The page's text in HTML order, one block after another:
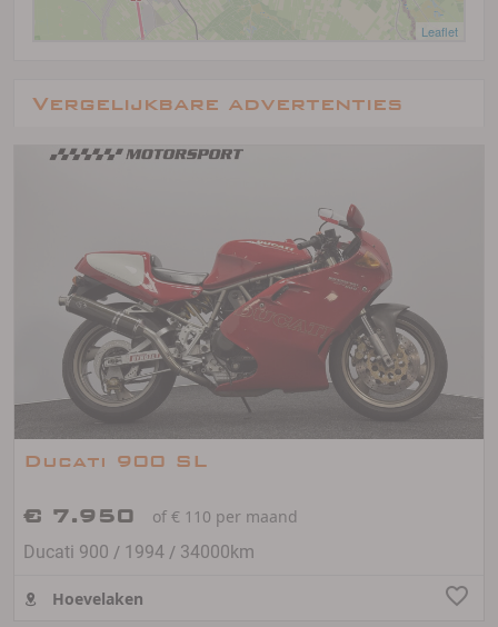
Leaflet
Vergelijkbare advertenties
Ducati 900 SL
€ 7.950
of € 110 per maand
Ducati 900 / 1994 / 34000km
Hoevelaken